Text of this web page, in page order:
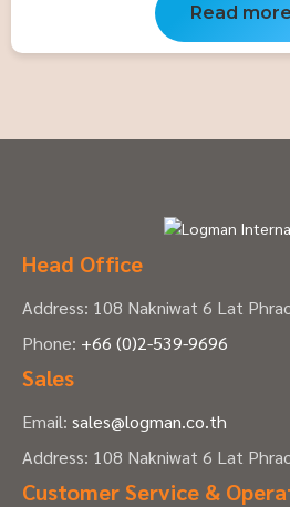
Read
Head Office
Address: 108 Nakniwat 6 Lat
Phone: +66 (0)2-539-9696
Sales
Email: sales@logman.co.th
Address: 108 Nakniwat 6 Lat
Customer Service &